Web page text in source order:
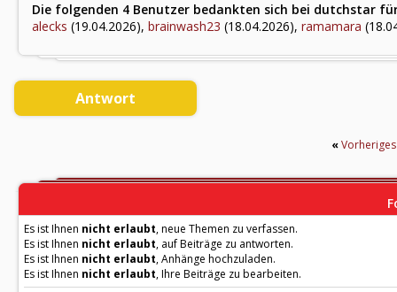
Die folgenden 4 Benutzer bedankten sich bei dutchstar
alecks (19.04.2026), brainwash23 (18.04.2026), ramamara
Antwort
«
Es ist Ihnen nicht erlaubt, neue Themen zu verfassen.
Es ist Ihnen nicht erlaubt, auf Beiträge zu antworten.
Es ist Ihnen nicht erlaubt, Anhänge hochzuladen.
Es ist Ihnen nicht erlaubt, Ihre Beiträge zu bearbeiten.